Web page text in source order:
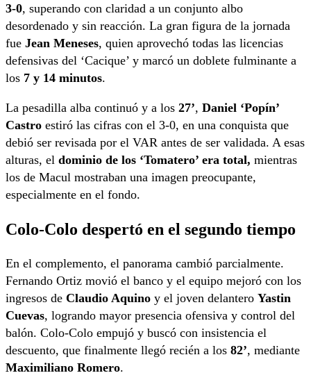
3-0, superando con claridad a un conjunto albo
desordenado y sin reacción. La gran figura de la jornada
fue Jean Meneses, quien aprovechó todas las licencias
defensivas del ‘Cacique’ y marcó un doblete fulminante a
los 7 y 14 minutos.
La pesadilla alba continuó y a los 27’, Daniel ‘Popín’
Castro estiró las cifras con el 3-0, en una conquista que
debió ser revisada por el VAR antes de ser validada. A esas
alturas, el dominio de los ‘Tomatero’ era total, mientras
los de Macul mostraban una imagen preocupante,
especialmente en el fondo.
Colo-Colo despertó en el segundo tiempo
En el complemento, el panorama cambió parcialmente.
Fernando Ortiz movió el banco y el equipo mejoró con los
ingresos de Claudio Aquino y el joven delantero Yastin
Cuevas, logrando mayor presencia ofensiva y control del
balón. Colo-Colo empujó y buscó con insistencia el
descuento, que finalmente llegó recién a los 82’, mediante
Maximiliano Romero.